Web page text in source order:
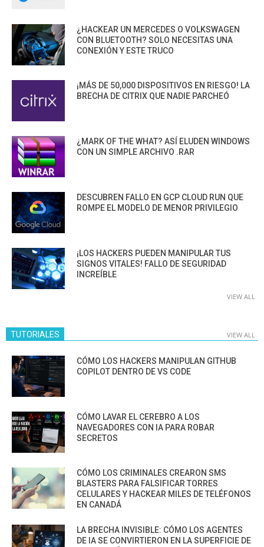
¿HACKEAR UN MERCEDES O VOLKSWAGEN
CON BLUETOOTH? SOLO NECESITAS UNA
CONEXIÓN Y ESTE TRUCO
¡MÁS DE 50,000 DISPOSITIVOS EN RIESGO! LA
BRECHA DE CITRIX QUE NADIE PARCHEÓ
¿MARK OF THE WHAT? ASÍ ELUDEN WINDOWS
CON UN SIMPLE ARCHIVO .RAR
DESCUBREN FALLO EN GCP CLOUD RUN QUE
ROMPE EL MODELO DE MENOR PRIVILEGIO
¡LOS HACKERS PUEDEN MANIPULAR TUS
SIGNOS VITALES! FALLO DE SEGURIDAD
INCREÍBLE
VIEW ALL
TUTORIALES VIEW ALL
CÓMO LOS HACKERS MANIPULAN GITHUB
COPILOT DENTRO DE VS CODE
CÓMO LAVAR EL CEREBRO A LOS
NAVEGADORES CON IA PARA ROBAR
SECRETOS
CÓMO LOS CRIMINALES CREARON SMS
BLASTERS PARA FALSIFICAR TORRES
CELULARES Y HACKEAR MILES DE TELÉFONOS
EN CANADÁ
LA BRECHA INVISIBLE: CÓMO LOS AGENTES
DE IA SE CONVIRTIERON EN LA SUPERFICIE DE